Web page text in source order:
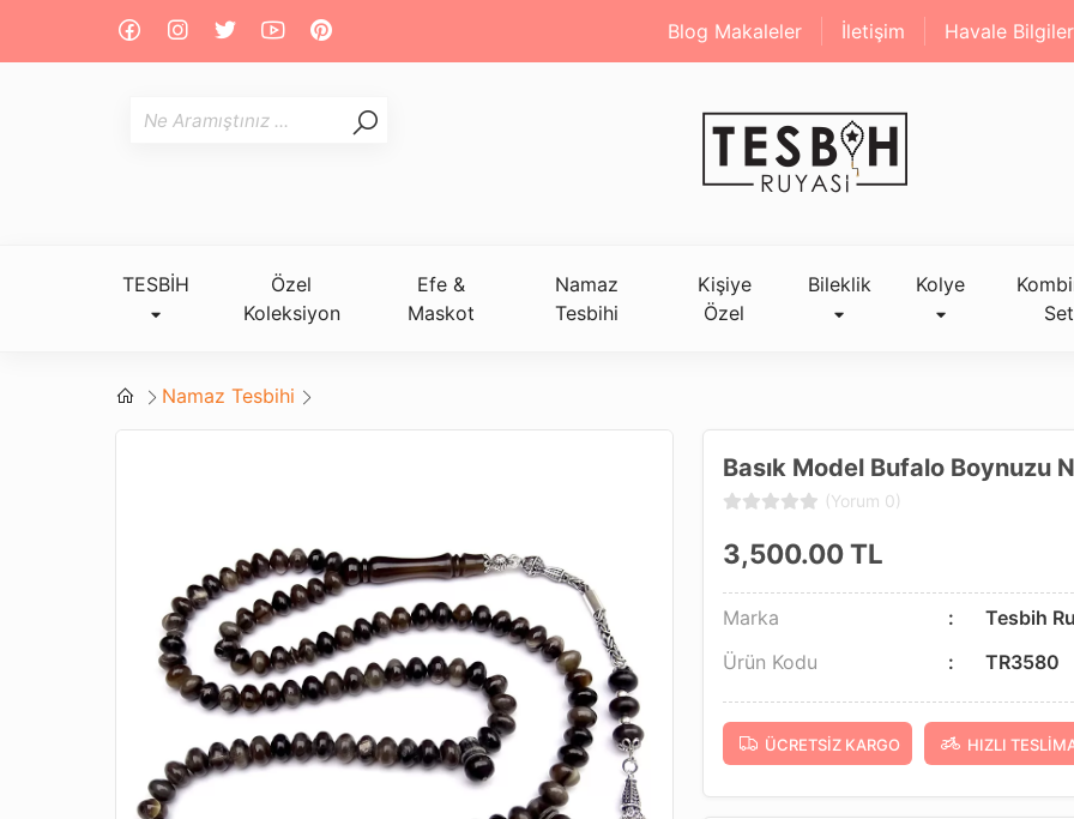
Blog Makaleler İletişim Havale
TESBİH
Özel
Koleksiyon
Efe &
Maskot
Namaz
Tesbihi
Kişiye
Özel
Bileklik Kolye
Set
Namaz Tesbihi
Basık Model Bufalo Boynuzu
(Yorum 0)
3,500.00TL
Marka
Tesbih
Ürün Kodu
TR3580
ÜCRETSIZ KARGO HIZLI